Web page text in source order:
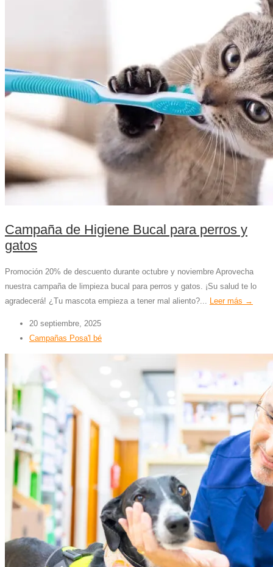
Campaña de Higiene Bucal para perros y
gatos
Promoción 20% de descuento durante octubre y noviembre Aprovecha
nuestra campaña de limpieza bucal para perros y gatos. ¡Su salud te lo
agradecerá! ¿Tu mascota empieza a tener mal aliento?...
Leer más →
20 septiembre, 2025
Campañas Posa'l bé